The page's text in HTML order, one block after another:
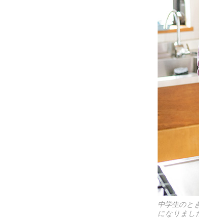
中学生のと
になりまし